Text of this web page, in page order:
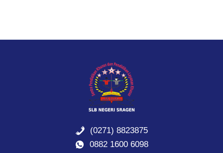
(0271) 8823875
0882 1600 6098